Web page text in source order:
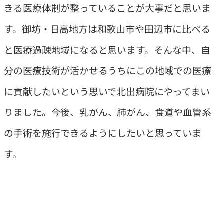
きる医療体制が整っていることが大事だと思いま
す。御坊・日高地方は和歌山市や田辺市に比べる
と医療過疎地域になると思います。そんな中、自
分の医療技術が活かせるうちにこの地域での医療
に貢献したいという思いで北出病院にやってまい
りました。今後、乳がん、肺がん、食道や血管系
の手術を施行できるようにしたいと思っていま
す。